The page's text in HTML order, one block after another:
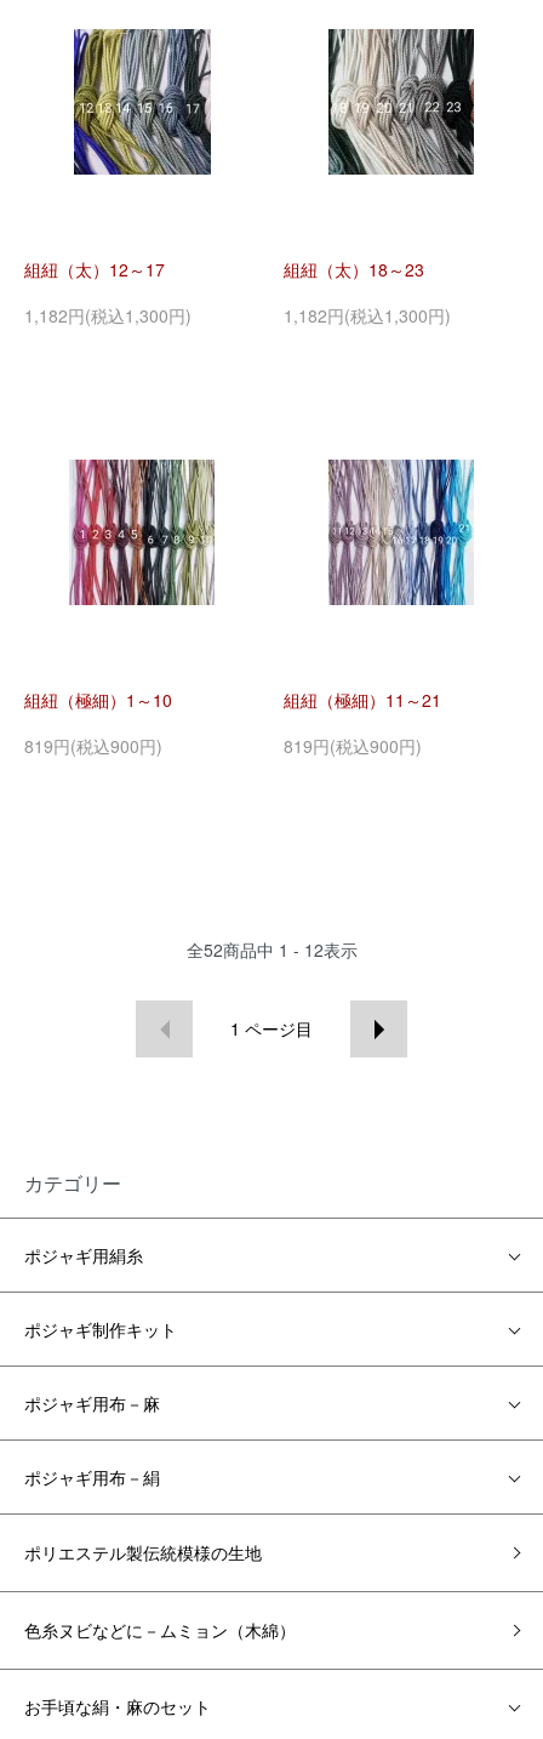
組紐（太）12～17
1,182円(税込1,300円)
組紐（太）18～23
1,182円(税込1,300円)
組紐（極細）1～10
819円(税込900円)
組紐（極細）11～21
819円(税込900円)
全52商品中 1 - 12表示
1 ページ目
カテゴリー
ポジャギ用絹糸
ポジャギ制作キット
ポジャギ用布－麻
ポジャギ用布－絹
ポリエステル製伝統模様の生地
色糸ヌビなどに－ムミョン（木綿）
お手頃な絹・麻のセット